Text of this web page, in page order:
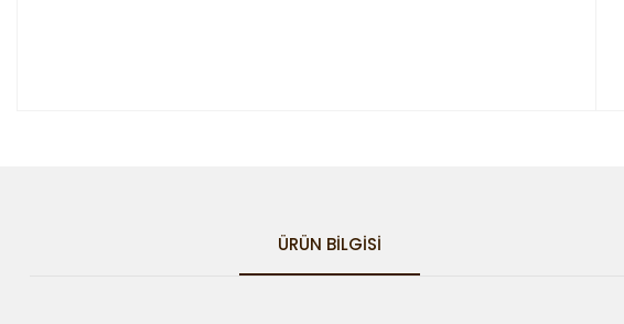
ÜRÜN BILGISI